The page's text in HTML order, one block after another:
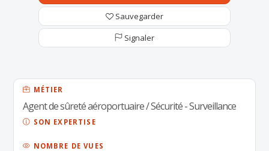
Sauvegarder
Signaler
MÉTIER
Agent de sûreté aéroportuaire / Sécurité - Surveillance
SON EXPERTISE
NOMBRE DE VUES